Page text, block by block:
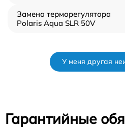
Замена терморегулятора
Polaris Aqua SLR 50V
У меня другая
Гарантийные